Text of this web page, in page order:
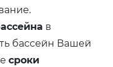
в
бассейн Вашей
сроки